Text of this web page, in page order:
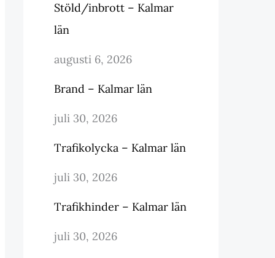
Stöld/inbrott – Kalmar
län
augusti 6, 2026
Brand – Kalmar län
juli 30, 2026
Trafikolycka – Kalmar län
juli 30, 2026
Trafikhinder – Kalmar län
juli 30, 2026